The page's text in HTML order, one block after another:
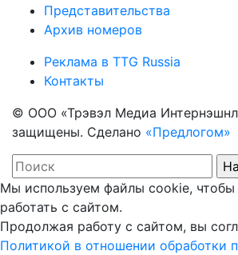
Представительства
Архив номеров
Реклама в TTG Russia
Контакты
© ООО «Трэвэл Медиа
защищены. Сделано «Предлогом»
Мы используем файлы cookie,
работать с сайтом.
Продолжая работу с сайтом, вы
Политикой в отношении обработки